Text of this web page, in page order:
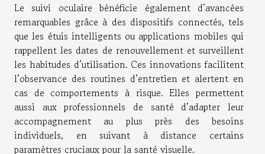
Le suivi oculaire bénéficie également d’avancées
remarquables grâce à des dispositifs connectés, tels
que les étuis intelligents ou applications mobiles qui
rappellent les dates de renouvellement et surveillent
les habitudes d’utilisation. Ces innovations facilitent
l’observance des routines d’entretien et alertent en
cas de comportements à risque. Elles permettent
aussi aux professionnels de santé d’adapter leur
accompagnement au plus près des besoins
individuels, en suivant à distance certains
paramètres cruciaux pour la santé visuelle.